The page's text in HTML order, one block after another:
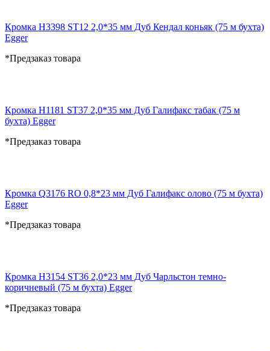
Кромка H3398 ST12 2,0*35 мм Дуб Кендал коньяк (75 м бухта)
Egger
*Предзаказ товара
Кромка H1181 ST37 2,0*35 мм Дуб Галифакс табак (75 м
бухта) Egger
*Предзаказ товара
Кромка Q3176 RO 0,8*23 мм Дуб Галифакс олово (75 м бухта)
Egger
*Предзаказ товара
Кромка H3154 ST36 2,0*23 мм Дуб Чарльстон темно-
коричневый (75 м бухта) Egger
*Предзаказ товара